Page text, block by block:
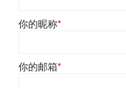
你的昵称*
你的邮箱*